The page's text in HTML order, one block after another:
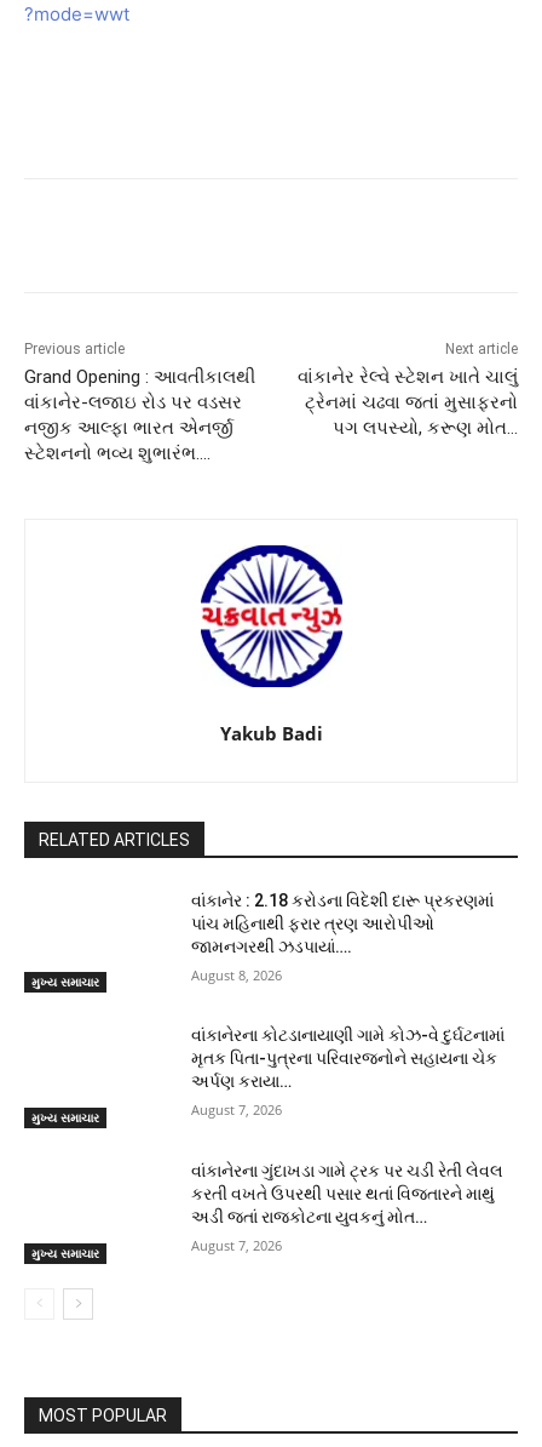
?mode=wwt
Previous article
Grand Opening : આવતીકાલથી
વાંકાનેર-લજાઇ રોડ પર વડસર
નજીક આલ્ફા ભારત એનર્જી
સ્ટેશનનો ભવ્ય શુભારંભ….
Next article
વાંકાનેર રેલ્વે સ્ટેશન ખાતે ચાલું
ટ્રેનમાં ચઢવા જતાં મુસાફરનો
પગ લપસ્યો, કરૂણ મોત…
Yakub Badi
RELATED ARTICLES
મુખ્ય સમાચાર
વાંકાનેર : 2.18 કરોડના વિદેશી દારૂ પ્રકરણમાં
પાંચ મહિનાથી ફરાર ત્રણ આરોપીઓ
જામનગરથી ઝડપાયાં….
August 8, 2026
મુખ્ય સમાચાર
વાંકાનેરના કોટડાનાયાણી ગામે કોઝ-વે દુર્ઘટનામાં
મૃતક પિતા-પુત્રના પરિવારજનોને સહાયના ચેક
અર્પણ કરાયા…
August 7, 2026
મુખ્ય સમાચાર
વાંકાનેરના ગુંદાખડા ગામે ટ્રક પર ચડી રેતી લેવલ
કરતી વખતે ઉપરથી પસાર થતાં વિજતારને માથું
અડી જતાં રાજકોટના યુવકનું મોત…
August 7, 2026
MOST POPULAR